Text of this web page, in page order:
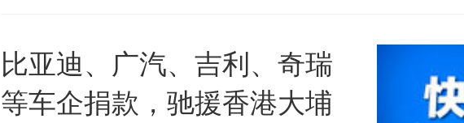
比亚迪、广汽、吉利、奇瑞
等车企捐款，驰援香港大埔